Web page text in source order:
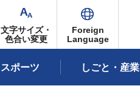
文字サイズ・
色合い変更
Foreign
Language
ポーツ しごと・産業